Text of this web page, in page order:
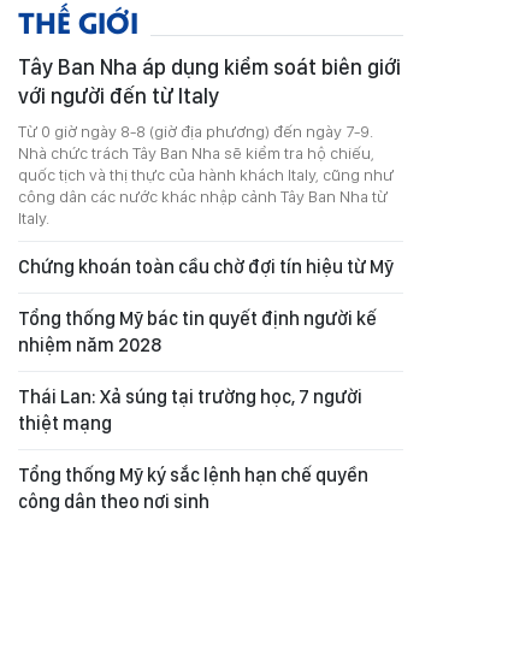
THẾ GIỚI
Tây Ban Nha áp dụng kiểm soát biên giới
với người đến từ Italy
Từ 0 giờ ngày 8-8 (giờ địa phương) đến ngày 7-9.
Nhà chức trách Tây Ban Nha sẽ kiểm tra hộ chiếu,
quốc tịch và thị thực của hành khách Italy, cũng như
công dân các nước khác nhập cảnh Tây Ban Nha từ
Italy.
Chứng khoán toàn cầu chờ đợi tín hiệu từ Mỹ
Tổng thống Mỹ bác tin quyết định người kế
nhiệm năm 2028
Thái Lan: Xả súng tại trường học, 7 người
thiệt mạng
Tổng thống Mỹ ký sắc lệnh hạn chế quyền
công dân theo nơi sinh